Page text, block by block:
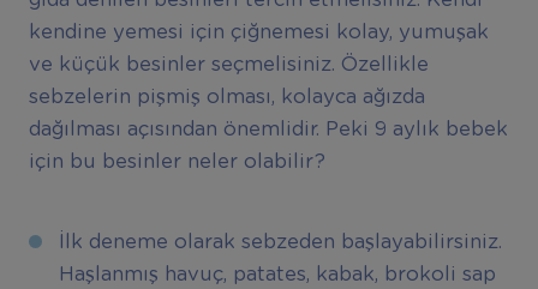
kendine yemesi için çiğnemesi kolay, yumuşak
ve küçük besinler seçmelisiniz. Özellikle
sebzelerin pişmiş olması, kolayca ağızda
dağılması açısından önemlidir. Peki 9 aylık bebek
için bu besinler neler olabilir?
İlk deneme olarak sebzeden başlayabilirsiniz.
Haşlanmış havuç, patates, kabak, brokoli sap